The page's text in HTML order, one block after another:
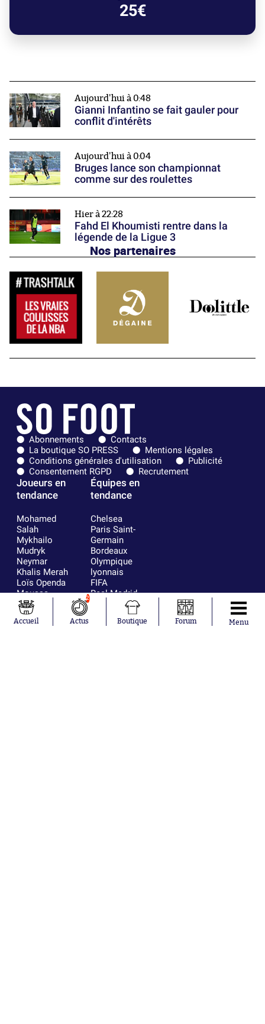
25€
Aujourd'hui à 0:48
Gianni Infantino se fait gauler pour
conflit d'intérêts
Aujourd'hui à 0:04
Bruges lance son championnat
comme sur des roulettes
Hier à 22:28
Fahd El Khoumisti rentre dans la
légende de la Ligue 3
Nos partenaires
Abonnements
Contacts
La boutique SO PRESS
Mentions légales
Conditions générales d'utilisation
Publicité
Consentement RGPD
Recrutement
Joueurs en
tendance
Mohamed
Salah
Mykhailo
Mudryk
Neymar
Khalis Merah
Loïs Openda
Moussa
Niakhaté
Nicolás
Tagliafico
Équipes en
tendance
Chelsea
Paris Saint-
Germain
Bordeaux
Olympique
lyonnais
FIFA
Real Madrid
RC Strasbourg
France
Accueil
2
Actus Boutique Forum Menu